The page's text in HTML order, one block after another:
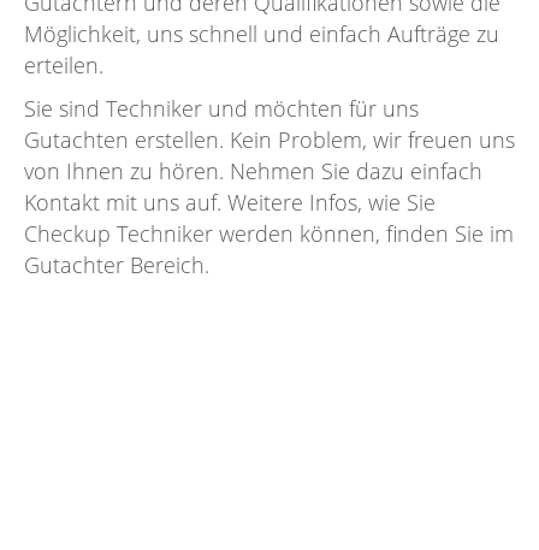
Möglichkeit, uns schnell und einfach Aufträge zu
erteilen.
Sie sind Techniker und möchten für uns
Gutachten erstellen. Kein Problem, wir freuen uns
von Ihnen zu hören. Nehmen Sie dazu einfach
Kontakt mit uns auf. Weitere Infos, wie Sie
Checkup Techniker werden können, finden Sie im
Gutachter Bereich.